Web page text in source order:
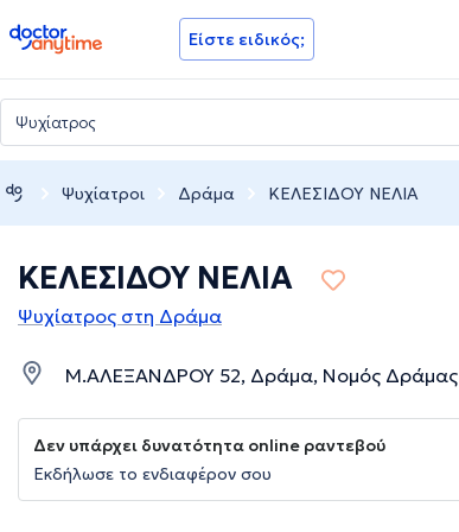
doctoranytime Είστε ειδικός;
Ψυχίατροι Δράμα ΚΕΛΕΣΙΔΟΥ ΝΕΛΙΑ
ΚΕΛΕΣΙΔΟΥ ΝΕΛΙΑ
Ψυχίατρος στη Δράμα
Μ.ΑΛΕΞΑΝΔΡΟΥ 52, Δράμα, Νομός Δράμας
Δεν υπάρχει δυνατότητα online ραντεβού
Εκδήλωσε το ενδιαφέρον σου